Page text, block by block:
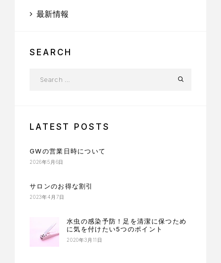
最新情報
SEARCH
LATEST POSTS
GWの営業日時について
2026年5月6日
サロンのお得な割引
2023年4月7日
水虫の感染予防！足を清潔に保つため
に気を付けたい5つのポイント
2020年3月11日